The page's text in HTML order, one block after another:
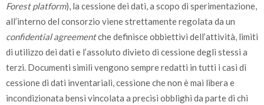
Forest platform), la cessione dei dati, a scopo di sperimentazione,
all’interno del consorzio viene strettamente regolata da un
confidential agreementche definisce obbiettivi dell’attività, limiti
di utilizzo dei dati e l’assoluto divieto di cessione degli stessi a
terzi. Documenti simili vengono sempre redatti in tutti i casi di
cessione di dati inventariali, cessione che non è mai libera e
incondizionata bensì vincolata a precisi obblighi da parte di chi